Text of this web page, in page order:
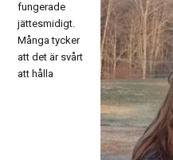
fungerade
jättesmidigt.
Många tycker
att det är svårt
att hålla